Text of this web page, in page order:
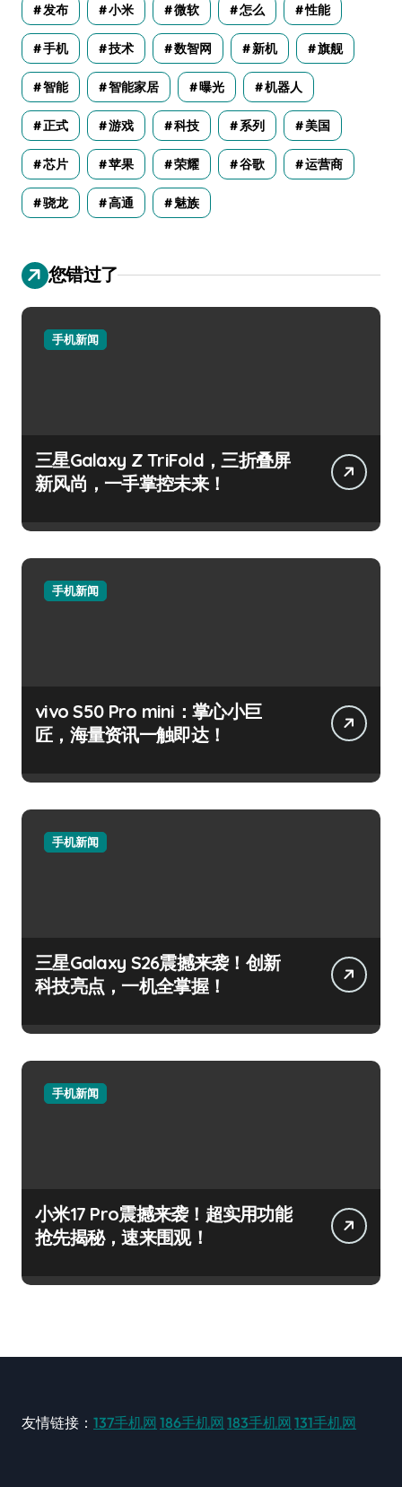
发布 小米 微软 怎么 性能
手机 技术 数智网 新机 旗舰
智能 智能家居 曝光 机器人
正式 游戏 科技 系列 美国
芯片 苹果 荣耀 谷歌 运营商
骁龙 高通 魅族
您错过了
手机新闻
三星Galaxy Z TriFold，三折叠屏
新风尚，一手掌控未来！
手机新闻
vivo S50 Pro mini：掌心小巨
匠，海量资讯一触即达！
手机新闻
三星Galaxy S26震撼来袭！创新
科技亮点，一机全掌握！
手机新闻
小米17 Pro震撼来袭！超实用功能
抢先揭秘，速来围观！
友情链接： 137手机网 186手机网 183手机网 131手机网